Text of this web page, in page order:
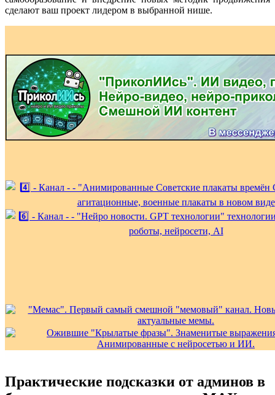
сделают ваш проект лидером в выбранной нише.
Практические подсказки от админов в